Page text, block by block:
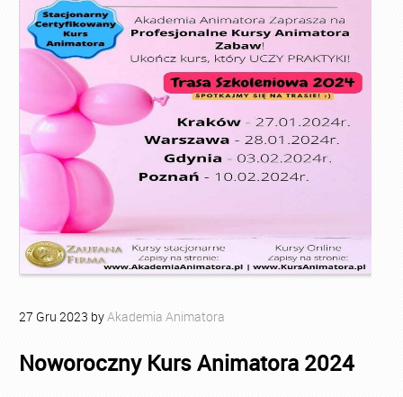
27 Gru 2023 byAkademia Animatora
Noworoczny Kurs Animatora 2024